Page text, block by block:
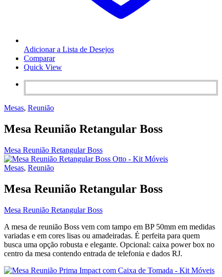
Adicionar a Lista de Desejos
Comparar
Quick View
Mesas, Reunião
Mesa Reunião Retangular Boss
Mesa Reunião Retangular Boss
Mesas, Reunião
Mesa Reunião Retangular Boss
Mesa Reunião Retangular Boss
A mesa de reunião Boss vem com tampo em BP 50mm em medidas
variadas e em cores lisas ou amadeiradas. É perfeita para quem
busca uma opção robusta e elegante. Opcional: caixa power box no
centro da mesa contendo entrada de telefonia e dados RJ.